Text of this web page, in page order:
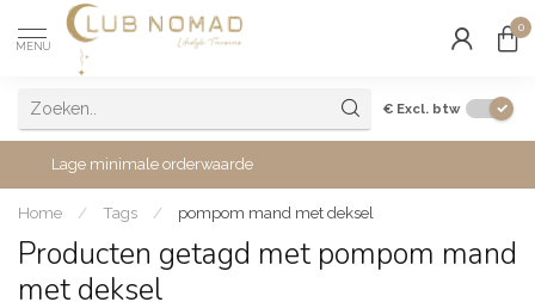
MENU
0
€ Excl. btw
Lage minimale orderwaarde
Home / Tags / pompom mand met deksel
Producten getagd met pompom mand
met deksel